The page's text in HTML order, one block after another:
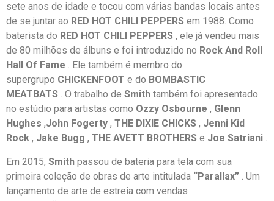
sete anos de idade e tocou com várias bandas locais antes
de se juntar ao RED HOT CHILI PEPPERS em 1988. Como
baterista do RED HOT CHILI PEPPERS , ele já vendeu mais
de 80 milhões de álbuns e foi introduzido no Rock And Roll
Hall Of Fame . Ele também é membro do
supergrupo CHICKENFOOT e do BOMBASTIC
MEATBATS . O trabalho de Smith também foi apresentado
no estúdio para artistas como Ozzy Osbourne , Glenn
Hughes ,John Fogerty , THE DIXIE CHICKS , Jenni Kid
Rock , Jake Bugg , THE AVETT BROTHERS e Joe Satriani .
Em 2015, Smith passou de bateria para tela com sua
primeira coleção de obras de arte intitulada “Parallax” . Um
lançamento de arte de estreia com vendas